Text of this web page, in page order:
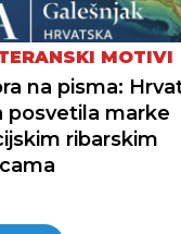
MOTIVI
na pisma:
posvetila marke
ribarskim